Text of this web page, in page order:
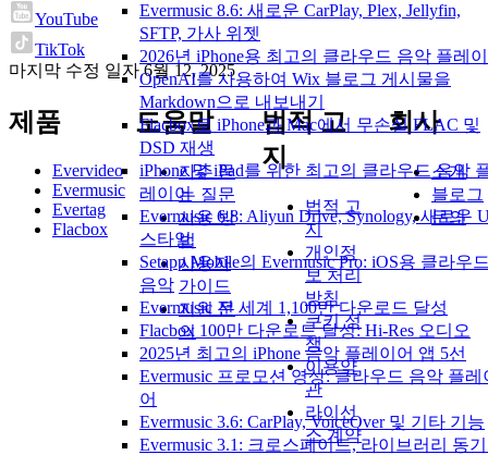
Evermusic 8.6: 새로운 CarPlay, Plex, Jellyfin,
SFTP, 가사 위젯
2026년 iPhone용 최고의 클라우드 음악 플레
OpenAI를 사용하여 Wix 블로그 게시물을
Markdown으로 내보내기
Flacbox로 iPhone과 Mac에서 무손실 FLAC 및
DSD 재생
iPhone 및 iPad를 위한 최고의 클라우드 음악
레이어
Evermusic 6.8: Aliyun Drive, Synology, 새로운
스타일
Setapp Mobile의 Evermusic Pro: iOS용 클라우
음악
Evermusic 전 세계 1,100만 다운로드 달성
Flacbox 100만 다운로드 달성: Hi-Res 오디오
2025년 최고의 iPhone 음악 플레이어 앱 5선
Evermusic 프로모션 영상: 클라우드 음악 플레
어
Evermusic 3.6: CarPlay, VoiceOver 및 기타 기능
Evermusic 3.1: 크로스페이드, 라이브러리 동
YouTube
TikTok
마지막 수정 일자6월 12, 2025
제품
Evervideo
Evermusic
Evertag
Flacbox
도움말
자주 묻
는 질문
사용 방
법
사용자
가이드
지원 문
의
법적 고
지
법적 고
지
개인정
보 처리
방침
쿠키 정
책
이용약
관
라이선
스 계약
회사
소개
블로그
문의